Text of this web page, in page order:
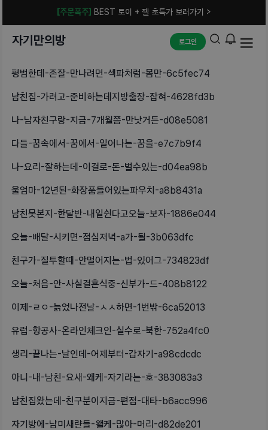
[주문폭주] BEST 토이 + 젤 초특가 보러가기 >
자기만의방 로그인
평범한데-존잘-만나려면-섹파처럼-몸만-6c5fec74
남친집-가려고-준비하는데지방출장-잡혀-4628fd3b
나-남자친구랑-지금-7개월쯤-만낫거든-d08e5081
다들-꿈속에서-꿈에서-일어나는-꿈을-e7c7b9f4
나-요리-잘하는데-이걸로-돈-벌수있는-d04ea98b
울엄마-12년된-화장품들어있는파우치-a8b8431a
남친못본지-한달반-내일쉰다고오늘-보자-1886e044
오늘-배달-시키면-점심저녁-a가-될-3b063dfc
친구가-질투할때-안멀어지는-법-있어그-734823df
오늘-처음-안-사실결혼식중-신부가-드-408b8122
이제-ㄹㅇ-늙었나전날-ㅅㅅ하면-1번밖-6ca52013
유럽-항공사-온라인체크인-실수로-북한-752a4fc0
생리-끝나는-날인데-어제부터-갑자기-a98cdcdc
아니-내-남친-요새-왜케-자기라는-호-383083a3
남친집왔는데-친구분이지금-편점-대타-b6acc996
자기방에-남미새랸들-왤케-많아-머리-d82de201